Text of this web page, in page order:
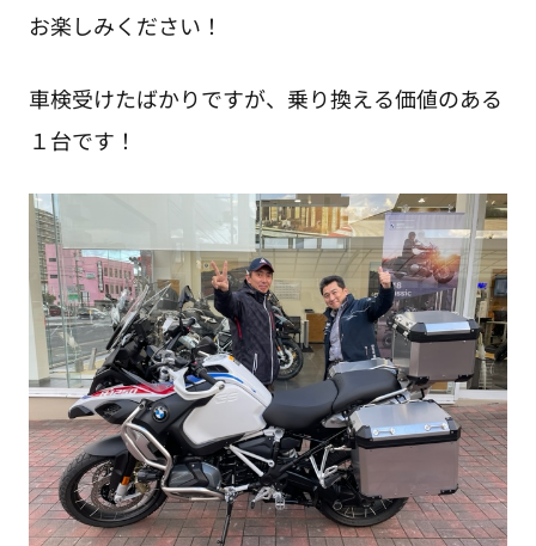
お楽しみください！
車検受けたばかりですが、乗り換える価値のある
１台です！